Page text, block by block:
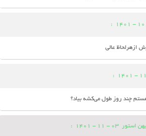
:
ازهرلحاظ عالی
:
چند روز طول می‌کشه بیاد؟
استور 03 - 11 - 1401
: